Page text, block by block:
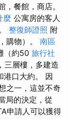
，餐館，商店。
麼 公寓房的客人
整復師證照 附
購物）。 南區
（約50 旅行社
三層樓，多建造
港口大約。 因
之一，這並不奇
局的決定，從
申請人可以獲得